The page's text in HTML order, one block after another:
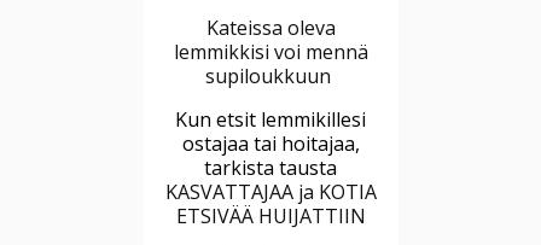
Kateissa oleva
lemmikkisi voi mennä
supiloukkuun
Kun etsit lemmikillesi
ostajaa tai hoitajaa,
tarkista tausta
KASVATTAJAA ja KOTIA
ETSIVÄÄ HUIJATTIIN